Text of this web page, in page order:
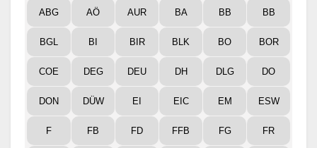
ABG AÖ AUR BA BB BB
BGL BI BIR BLK BO BOR
COE DEG DEU DH DLG DO
DON DÜW EI EIC EM ESW
F FB FD FFB FG FR